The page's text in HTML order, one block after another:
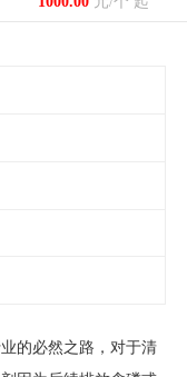
的必然之路，对于清